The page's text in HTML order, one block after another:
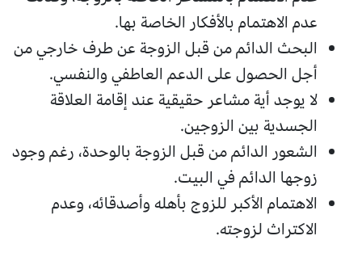
عدم الاهتمام بالأفكار الخاصة بها.
البحث الدائم من قبل الزوجة عن طرف خارجي من
أجل الحصول على الدعم العاطفي والنفسي.
لا يوجد أية مشاعر حقيقية عند إقامة العلاقة
الجسدية بين الزوجين.
الشعور الدائم من قبل الزوجة بالوحدة، رغم وجود
زوجها الدائم في البيت.
الاهتمام الأكبر للزوج بأهله وأصدقائه، وعدم
الاكتراث لزوجته.